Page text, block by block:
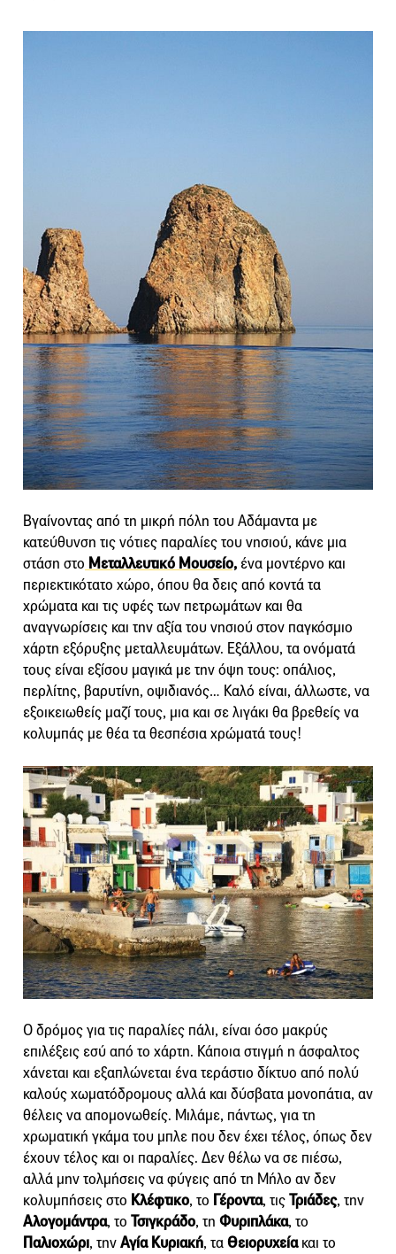
Βγαίνοντας από τη μικρή πόλη του Αδάμαντα με
κατεύθυνση τις νότιες παραλίες του νησιού, κάνε μια
στάση στο Μεταλλευτικό Μουσείο, ένα μοντέρνο και
περιεκτικότατο χώρο, όπου θα δεις από κοντά τα
χρώματα και τις υφές των πετρωμάτων και θα
αναγνωρίσεις και την αξία του νησιού στον παγκόσμιο
χάρτη εξόρυξης μεταλλευμάτων. Εξάλλου, τα ονόματά
τους είναι εξίσου μαγικά με την όψη τους: οπάλιος,
περλίτης, βαρυτίνη, οψιδιανός… Καλό είναι, άλλωστε, να
εξοικειωθείς μαζί τους, μια και σε λιγάκι θα βρεθείς να
κολυμπάς με θέα τα θεσπέσια χρώματά τους!
Ο δρόμος για τις παραλίες πάλι, είναι όσο μακρύς
επιλέξεις εσύ από το χάρτη. Κάποια στιγμή η άσφαλτος
χάνεται και εξαπλώνεται ένα τεράστιο δίκτυο από πολύ
καλούς χωματόδρομους αλλά και δύσβατα μονοπάτια, αν
θέλεις να απομονωθείς. Μιλάμε, πάντως, για τη
χρωματική γκάμα του μπλε που δεν έχει τέλος, όπως δεν
έχουν τέλος και οι παραλίες. Δεν θέλω να σε πιέσω,
αλλά μην τολμήσεις να φύγεις από τη Μήλο αν δεν
κολυμπήσεις στο Κλέφτικο, το Γέροντα, τιςΤριάδες, την
Αλογομάντρα, το Τσιγκράδο, τη Φυριπλάκα, το
Παλιοχώρι, τηνΑγία Κυριακή, ταΘειορυχείακαι το